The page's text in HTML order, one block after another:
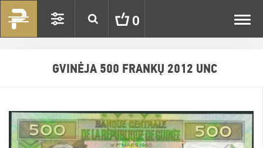
0
GVINĖJA 500 FRANKŲ 2012 UNC